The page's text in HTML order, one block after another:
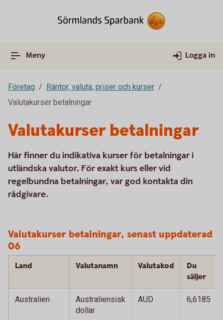
Meny Logga in
Företag
Räntor, valuta, priser och kurser
Valutakurser betalningar
Valutakurser betalningar
Här finner du indikativa kurser för betalningar i
utländska valutor. För exakt kurs eller vid
regelbundna betalningar, var god kontakta din
rådgivare.
Valutakurser betalningar, senast uppdaterad
06
Land Valutanamn Valutakod
Du
säljer
Australien
Australiensisk
dollar
AUD 6,6185